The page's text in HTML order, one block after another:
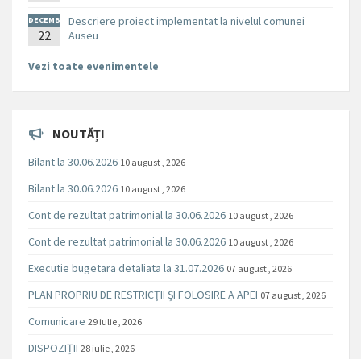
DECEMB
RIE
22
Descriere proiect implementat la nivelul comunei
Auseu
Vezi toate evenimentele
NOUTĂȚI
Bilant la 30.06.2026 10 august , 2026
Bilant la 30.06.2026 10 august , 2026
Cont de rezultat patrimonial la 30.06.2026 10 august , 2026
Cont de rezultat patrimonial la 30.06.2026 10 august , 2026
Executie bugetara detaliata la 31.07.2026 07 august , 2026
PLAN PROPRIU DE RESTRICȚII ȘI FOLOSIRE A APEI 07 august , 2026
Comunicare 29 iulie , 2026
DISPOZIȚII 28 iulie , 2026